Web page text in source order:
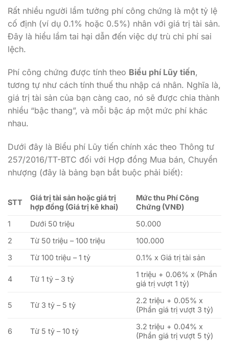
Rất nhiều người lầm tưởng phí công chứng là một tỷ lệ
cố định (ví dụ 0.1% hoặc 0.5%) nhân với giá trị tài sản.
Đây là hiểu lầm tai hại dẫn đến việc dự trù chi phí sai
lệch.
Phí công chứng được tính theo Biểu phí Lũy tiến,
tương tự như cách tính thuế thu nhập cá nhân. Nghĩa là,
giá trị tài sản của bạn càng cao, nó sẽ được chia thành
nhiều “bậc thang”, và mỗi bậc áp một mức phí khác
nhau.
Dưới đây là Biểu phí Lũy tiến chính xác theo Thông tư
257/2016/TT-BTC đối với Hợp đồng Mua bán, Chuyển
nhượng (đây là bảng bạn bắt buộc phải biết):
STT
Giá trị tài sản hoặc giá trị
hợp đồng (Giá trị kê khai)
Mức thu Phí Công
Chứng (VNĐ)
1
Dưới 50 triệu
50.000
2
Từ 50 triệu – 100 triệu
100.000
3
Từ 100 triệu – 1 tỷ 0.1% x Giá trị tài sản
4 Từ 1 tỷ – 3 tỷ
1 triệu + 0.06% x (Phần
giá trị vượt 1 tỷ)
5 Từ 3 tỷ – 5 tỷ
2.2 triệu + 0.05% x
(Phần giá trị vượt 3 tỷ)
6 Từ 5 tỷ – 10 tỷ
3.2 triệu + 0.04% x
(Phần giá trị vượt 5 tỷ)